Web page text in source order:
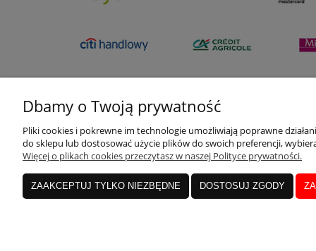
Dbamy o Twoją prywatność
Pliki cookies i pokrewne im technologie umożliwiają poprawne
do sklepu lub dostosować użycie plików do swoich preferencji,
Więcej o plikach cookies przeczytasz w naszej Polityce prywatności.
ZAAKCEPTUJ TYLKO NIEZBĘDNE DOSTOSUJ ZGODY